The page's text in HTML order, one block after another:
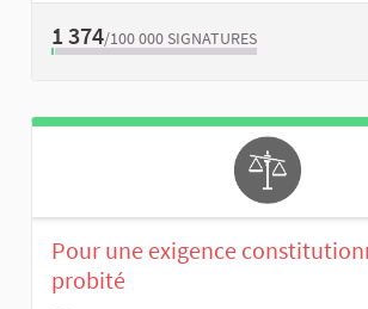
1 374/100 000 SIGNATURES
Pour une exigence
probité